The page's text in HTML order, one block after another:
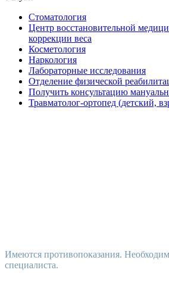
Стоматология
Центр восстановительной
коррекции веса
Косметология
Наркология
Лабораторные исследования
Отделение физической
Получить консультацию
Травматолог-ортопед (детский,
Имеются противопоказания.
специалиста.